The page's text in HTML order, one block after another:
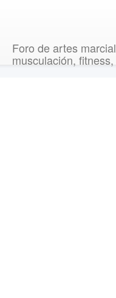
Foro de artes
musculación,